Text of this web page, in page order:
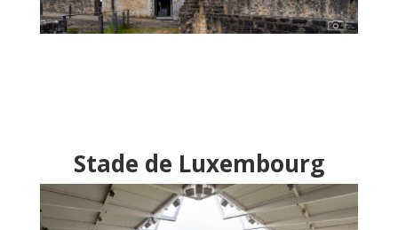
Stade de Luxembourg